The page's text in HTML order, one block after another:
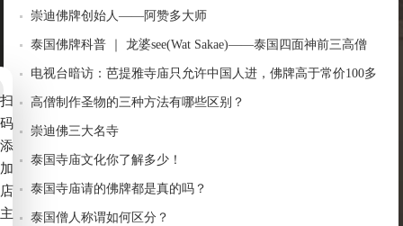
崇迪佛牌创始人——阿赞多大师
泰国佛牌科普 ｜ 龙婆see(Wat Sakae)——泰国四面神前三高僧
电视台暗访：芭提雅寺庙只允许中国人进，佛牌高于常价100多
倍！
高僧制作圣物的三种方法有哪些区别？
崇迪佛三大名寺
泰国寺庙文化你了解多少！
泰国寺庙请的佛牌都是真的吗？
泰国僧人称谓如何区分？
扫
码
添
加
店
主